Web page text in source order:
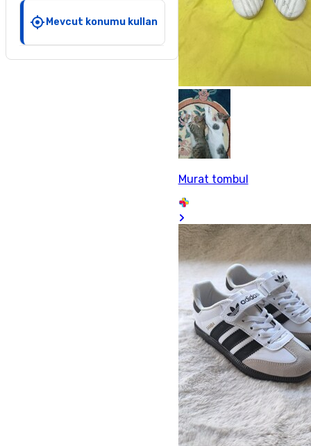
Mevcut konumu kullan
Murat tombul